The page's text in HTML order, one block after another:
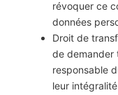
révoquer ce
données
Droit de
de demander
responsable
leur